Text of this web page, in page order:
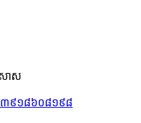
៩១៨៦០៨១៩៨